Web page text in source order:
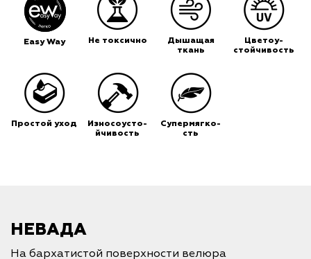
Easy Way Не токсично
Дышащая
ткань
Цветоу-
стойчивость
Простой уход
Износоусто-
йчивость
Супермягко-
сть
НЕВАДА
На бархатистой поверхности велюра